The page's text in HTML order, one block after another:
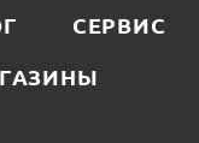
СЕРВИС